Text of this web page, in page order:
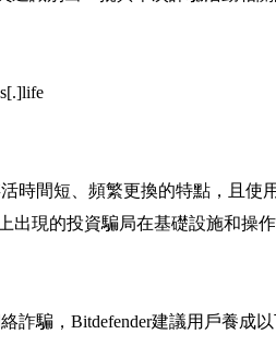
時間短、頻繁更換的特點，且使
上出現的投資騙局在基礎設施和操
詐騙，Bitdefender建議用戶養成